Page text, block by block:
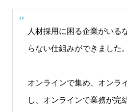
人材採用に困る企業がいる
らない仕組みができました。
オンラインで集め、オンラ
し、オンラインで業務が完